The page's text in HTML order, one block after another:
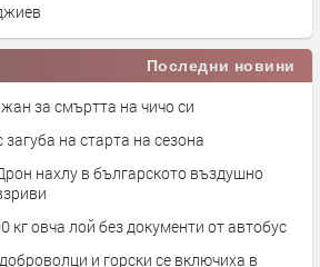
Последни новини
за смъртта на чичо си
на старта на сезона
нахлу в българското въздушно
кг овча лой без документи от автобус
и горски се включиха в